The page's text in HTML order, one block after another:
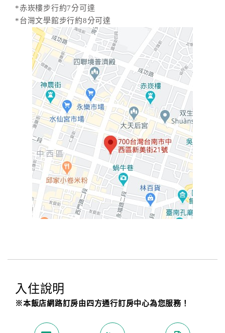
*赤崁樓步行約7分可達
*台灣文學館步行約8分可達
入住說明
※本飯店網路訂房由四方通行訂房中心為您服務！